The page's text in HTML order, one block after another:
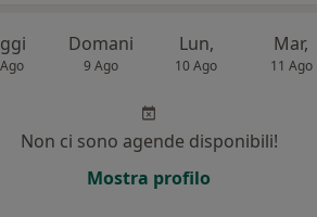
Domani
9 Ago
Lun,
10 Ago
Mar,
11 Ago
Non ci sono agende disponibili!
Mostra profilo